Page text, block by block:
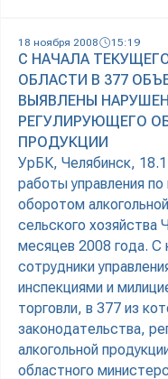
18 ноября 2008 15:19
С НАЧАЛА
ОБЛАСТИ В 377
ВЫЯВЛЕНЫ
РЕГУЛИРУЮЩЕГО
ПРОДУКЦИИ
УрБК, Челябинск,
работы управления
оборотом
сельского хозяйства
месяцев 2008 года. С
сотрудники
инспекциями и
торговли, в 377 из
законодательства,
алкогольной
областного